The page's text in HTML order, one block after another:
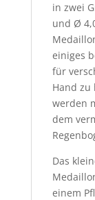
in zwei
und Ø
einiges
für
Hand zu
werden
dem
Das
einem